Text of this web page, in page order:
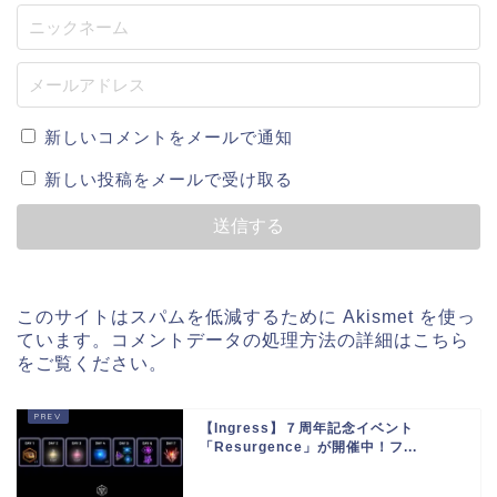
新しいコメントをメールで通知
新しい投稿をメールで受け取る
このサイトはスパムを低減するために Akismet を使っ
ています。
コメントデータの処理方法の詳細はこちら
をご覧ください 。
【Ingress】７周年記念イベント
「Resurgence」が開催中！フ...